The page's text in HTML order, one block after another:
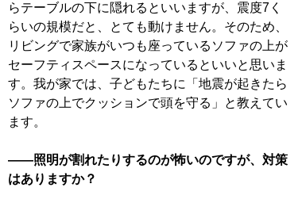
らテーブルの下に隠れるといいますが、震度7く
らいの規模だと、とても動けません。そのため、
リビングで家族がいつも座っているソファの上が
セーフティスペースになっているといいと思いま
す。我が家では、子どもたちに「地震が起きたら
ソファの上でクッションで頭を守る」と教えてい
ます。
――照明が割れたりするのが怖いのですが、対策
はありますか？